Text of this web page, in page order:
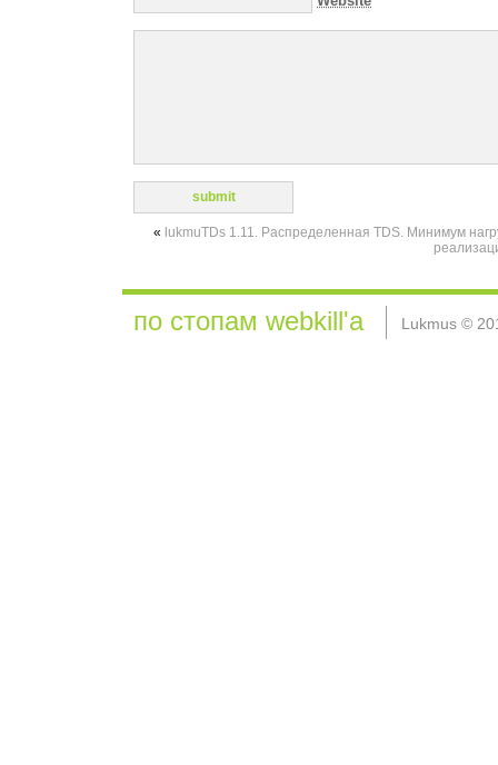
« lukmuTDs 1.11. Распределенная TDS. Минимум
по стопам webkill'а Lukmus ©